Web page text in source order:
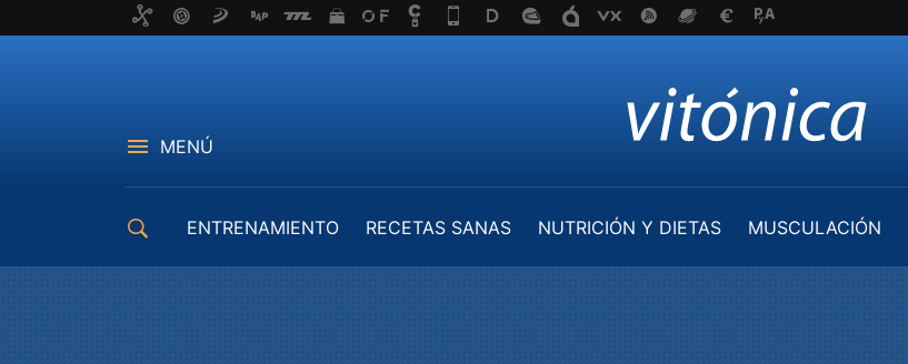
MENÚ
ENTRENAMIENTO RECETAS SANAS NUTRICIÓN Y DIETAS MUSCULACIÓN